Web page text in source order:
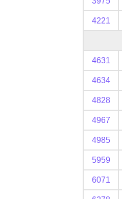
4221
4631
4634
4828
4967
4985
5959
6071